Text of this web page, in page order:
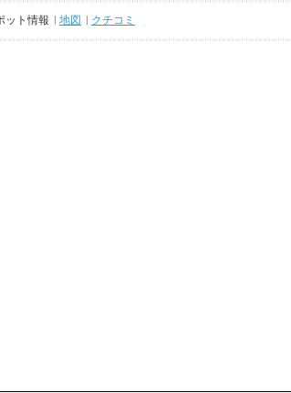
ット情報 地図 クチコミ